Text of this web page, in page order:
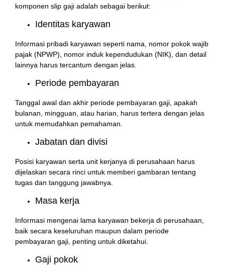
komponen slip gaji adalah sebagai berikut:
Identitas karyawan
Informasi pribadi karyawan seperti nama, nomor pokok wajib
pajak (NPWP), nomor induk kependudukan (NIK), dan detail
lainnya harus tercantum dengan jelas.
Periode pembayaran
Tanggal awal dan akhir periode pembayaran gaji, apakah
bulanan, mingguan, atau harian, harus tertera dengan jelas
untuk memudahkan pemahaman.
Jabatan dan divisi
Posisi karyawan serta unit kerjanya di perusahaan harus
dijelaskan secara rinci untuk memberi gambaran tentang
tugas dan tanggung jawabnya.
Masa kerja
Informasi mengenai lama karyawan bekerja di perusahaan,
baik secara keseluruhan maupun dalam periode
pembayaran gaji, penting untuk diketahui.
Gaji pokok